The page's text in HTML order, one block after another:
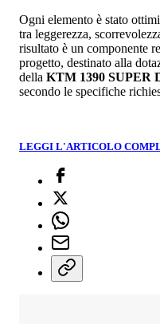
Ogni elemento è stato
tra leggerezza,
risultato è un componente
progetto, destinato alla
della KTM 1390 SUPER
secondo le specifiche
LEGGI L'ARTICOLO